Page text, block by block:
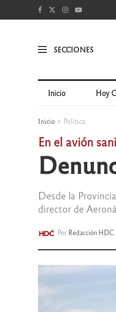
SECCIONES
Inicio Hoy
Inicio Política
En el avión
Desde la
director de
Por Redacción HDC